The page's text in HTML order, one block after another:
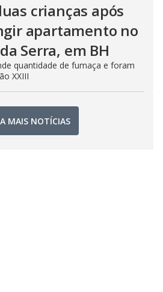
crianças após
apartamento no
Serra, em BH
quantidade de fumaça e foram
XXIII
MAIS NOTÍCIAS